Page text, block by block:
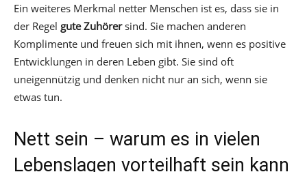
Ein weiteres Merkmal netter Menschen ist es, dass sie in
der Regel gute Zuhörersind. Sie machen anderen
Komplimente und freuen sich mit ihnen, wenn es positive
Entwicklungen in deren Leben gibt. Sie sind oft
uneigennützig und denken nicht nur an sich, wenn sie
etwas tun.
Nett sein – warum es in vielen
Lebenslagen vorteilhaft sein kann